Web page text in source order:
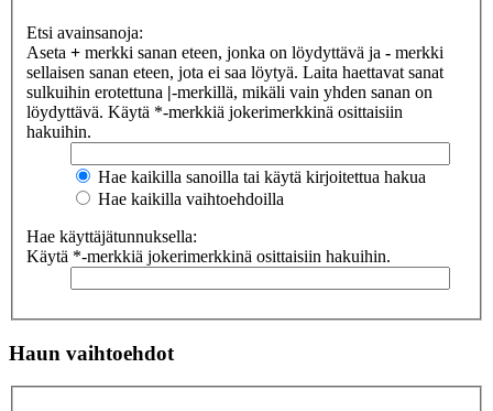
Etsi avainsanoja:
Aseta + merkki sanan eteen, jonka on löydyttävä ja - merkki
sellaisen sanan eteen, jota ei saa löytyä. Laita haettavat sanat
sulkuihin erotettuna |-merkillä, mikäli vain yhden sanan on
löydyttävä. Käytä *-merkkiä jokerimerkkinä osittaisiin
hakuihin.
Hae kaikilla sanoilla tai käytä kirjoitettua hakua
Hae kaikilla vaihtoehdoilla
Hae käyttäjätunnuksella:
Käytä *-merkkiä jokerimerkkinä osittaisiin hakuihin.
Haun vaihtoehdot